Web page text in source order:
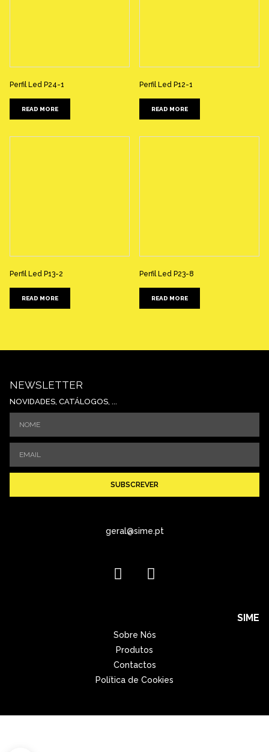
Perfil Led P24-1
READ MORE
Perfil Led P12-1
READ MORE
Perfil Led P13-2
READ MORE
Perfil Led P23-8
READ MORE
NEWSLETTER
NOVIDADES, CATÁLOGOS, ...
SUBSCREVER
geral@sime.pt
SIME
Sobre Nós
Produtos
Contactos
Política de Cookies